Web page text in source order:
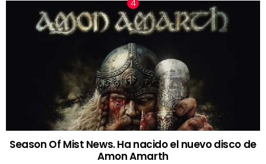
Season Of Mist News. Ha nacido el nuevo disco de
Amon Amarth